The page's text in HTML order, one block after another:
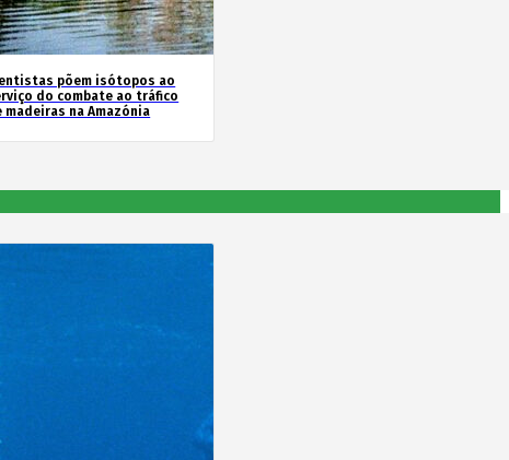
põem isótopos ao
do combate ao tráfico
madeiras na Amazónia